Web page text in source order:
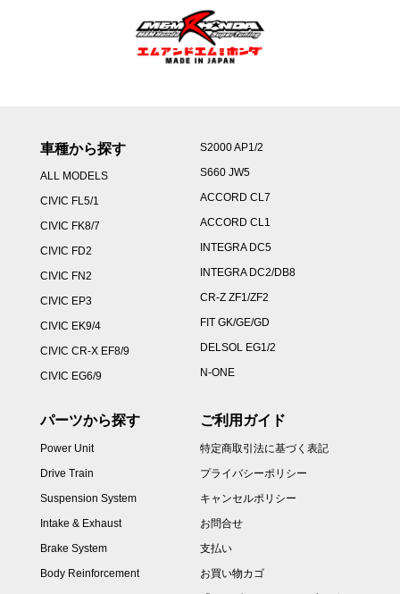
車種から探す
ALL MODELS
CIVIC FL5/1
CIVIC FK8/7
CIVIC FD2
CIVIC FN2
CIVIC EP3
CIVIC EK9/4
CIVIC CR-X EF8/9
CIVIC EG6/9
S2000 AP1/2
S660 JW5
ACCORD CL7
ACCORD CL1
INTEGRA DC5
INTEGRA DC2/DB8
CR-Z ZF1/ZF2
FIT GK/GE/GD
DELSOL EG1/2
N-ONE
パーツから探す
Power Unit
Drive Train
Suspension System
Intake & Exhaust
Brake System
Body Reinforcement
ご利用ガイド
特定商取引法に基づく表記
プライバシーポリシー
キャンセルポリシー
お問合せ
支払い
お買い物カゴ